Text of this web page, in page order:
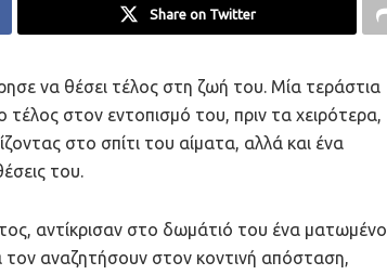
Share on Twitter
να θέσει τέλος στη ζωή του. Μία τεράστια
τέλος στον εντοπισμό του, πριν τα χειρότερα,
στο σπίτι του αίματα, αλλά και ένα
του.
αντίκρισαν στο δωμάτιό του ένα ματωμένο
τον αναζητήσουν στον κοντινή απόσταση,